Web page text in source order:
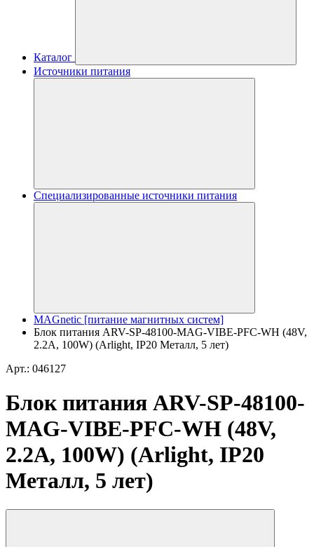
Каталог
Источники питания
Специализированные источники питания
MAGnetic [питание магнитных систем]
Блок питания ARV-SP-48100-MAG-VIBE-PFC-WH (48V,
2.2A, 100W) (Arlight, IP20 Металл, 5 лет)
Арт.: 046127
Блок питания ARV-SP-48100-
MAG-VIBE-PFC-WH (48V,
2.2A, 100W) (Arlight, IP20
Металл, 5 лет)